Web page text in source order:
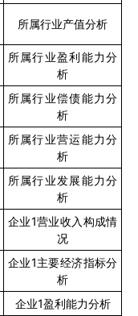
所属行业产值分析
所属行业盈利能力分
析
所属行业偿债能力分
析
所属行业营运能力分
析
所属行业发展能力分
析
企业1营业收入构成情
况
企业1主要经济指标分
析
企业1盈利能力分析